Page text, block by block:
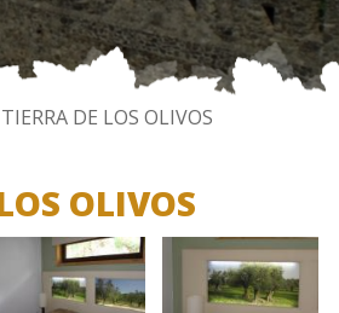
TIERRA DE LOS OLIVOS
OLIVOS